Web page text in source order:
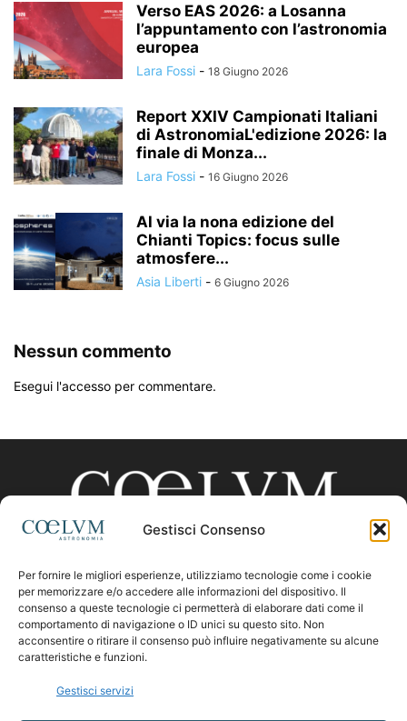
Gestisci Consenso
Per fornire le migliori esperienze, utilizziamo tecnologie come i cookie
per memorizzare e/o accedere alle informazioni del dispositivo. Il
consenso a queste tecnologie ci permetterà di elaborare dati come il
comportamento di navigazione o ID unici su questo sito. Non
acconsentire o ritirare il consenso può influire negativamente su alcune
caratteristiche e funzioni.
Gestisci servizi
Verso EAS 2026: a Losanna
l’appuntamento con l’astronomia
europea
Lara Fossi - 18 Giugno 2026
Report XXIV Campionati Italiani
di AstronomiaL'edizione 2026: la
finale di Monza...
Lara Fossi - 16 Giugno 2026
Al via la nona edizione del
Chianti Topics: focus sulle
atmosfere...
Asia Liberti - 6 Giugno 2026
Nessun commento
Esegui l'accesso per commentare.
CHI SIAMO
Contattaci:coelumastro@coelum.com